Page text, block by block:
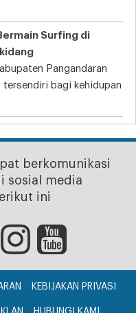
Surfing di
Pangandaran
tersendiri bagi kehidupan
berkomunikasi
sosial media
ini
KEBIJAKAN PRIVASI